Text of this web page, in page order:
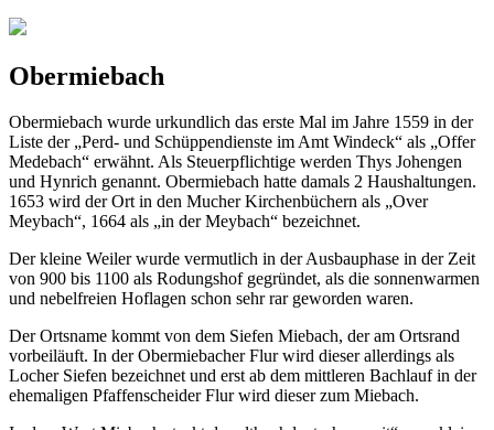
Obermiebach
Obermiebach wurde urkundlich das erste Mal im Jahre 1559 in der
Liste der „Perd- und Schüppendienste im Amt Windeck“ als „Offer
Medebach“ erwähnt. Als Steuerpflichtige werden Thys Johengen
und Hynrich genannt. Obermiebach hatte damals 2 Haushaltungen.
1653 wird der Ort in den Mucher Kirchenbüchern als „Over
Meybach“, 1664 als „in der Meybach“ bezeichnet.
Der kleine Weiler wurde vermutlich in der Ausbauphase in der Zeit
von 900 bis 1100 als Rodungshof gegründet, als die sonnenwarmen
und nebelfreien Hoflagen schon sehr rar geworden waren.
Der Ortsname kommt von dem Siefen Miebach, der am Ortsrand
vorbeiläuft. In der Obermiebacher Flur wird dieser allerdings als
Locher Siefen bezeichnet und erst ab dem mittleren Bachlauf in der
ehemaligen Pfaffenscheider Flur wird dieser zum Miebach.